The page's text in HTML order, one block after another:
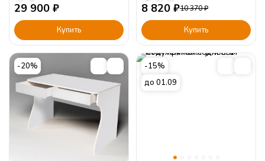
29 900 ₽
Купить
8 820 ₽10 370₽
Купить
-20%
-15%
до 01.09